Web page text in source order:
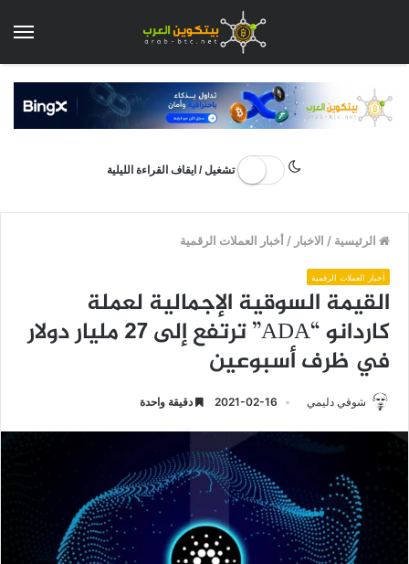
تشغيل / ايقاف القراءة الليلية
الرئيسية / الاخبار /أخبار العملات الرقمية
أخبار العملات الرقمية
القيمة السوقية الإجمالية لعملة
كاردانو “ADA” ترتفع إلى 27 مليار دولار
في ظرف أسبوعين
شوقي دليمي 2021-02-16 دقيقة واحدة